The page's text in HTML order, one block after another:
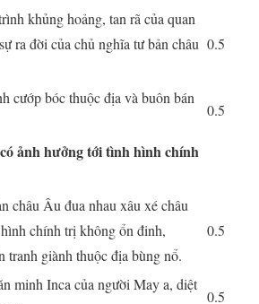
khủng hoảng, tan rã của quan
ra đời của chủ nghĩa tư bản châu 0.5
cướp bóc thuộc địa và buôn bán
0.5
ảnh hưởng tới tình hình chính
châu Âu đua nhau xâu xé châu
chính trị không ổn đinh,
tranh giành thuộc địa bùng nổ.
0.5
minh Inca của người May a, diệt
0.5